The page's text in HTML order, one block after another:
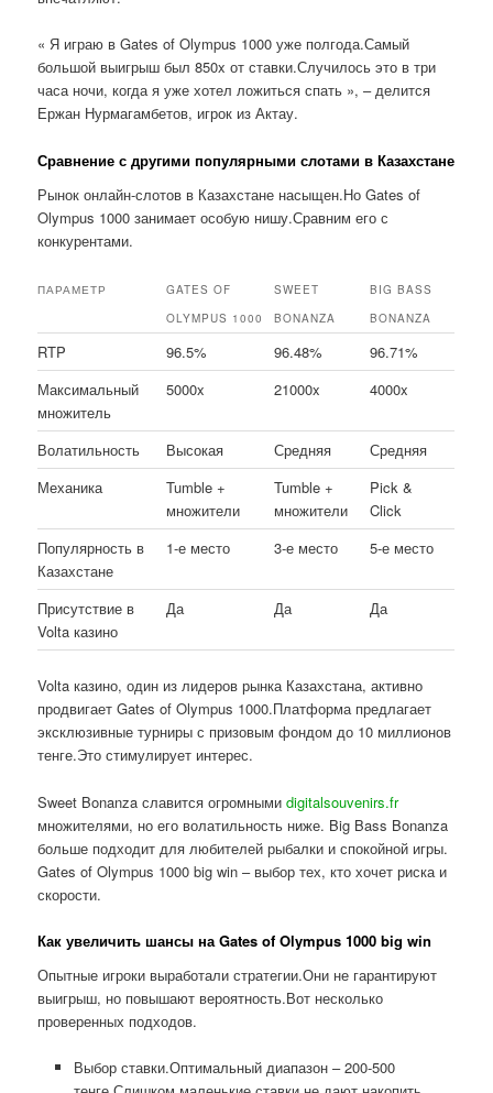
« Я играю в Gates of Olympus 1000 уже полгода.Самый
большой выигрыш был 850x от ставки.Случилось это в три
часа ночи, когда я уже хотел ложиться спать », – делится
Ержан Нурмагамбетов, игрок из Актау.
Сравнение с другими популярными слотами в Казахстане
Рынок онлайн-слотов в Казахстане насыщен.Но Gates of
Olympus 1000 занимает особую нишу.Сравним его с
конкурентами.
ПАРАМЕТР
GATES OF
OLYMPUS 1000
SWEET
BONANZA
BIG BASS
BONANZA
RTP 96.5% 96.48%
96.71%
Максимальный
множитель
5000x 21000x 4000x
Волатильность Высокая Средняя
Средняя
Механика
Tumble +
множители
Tumble +
множители
Pick &
Click
Популярность в
Казахстане
1-е место 3-е место 5-е место
Присутствие в
Volta казино
Да Да Да
Volta казино, один из лидеров рынка Казахстана, активно
продвигает Gates of Olympus 1000.Платформа предлагает
эксклюзивные турниры с призовым фондом до 10 миллионов
тенге.Это стимулирует интерес.
Sweet Bonanza славится огромнымиdigitalsouvenirs.fr
множителями, но его волатильность ниже. Big Bass Bonanza
больше подходит для любителей рыбалки и спокойной игры.
Gates of Olympus 1000 big win – выбор тех, кто хочет риска и
скорости.
Как увеличить шансы на Gates of Olympus 1000 big win
Опытные игроки выработали стратегии.Они не гарантируют
выигрыш, но повышают вероятность.Вот несколько
проверенных подходов.
Выбор ставки.Оптимальный диапазон – 200-500